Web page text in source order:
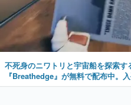
不死身のニワトリと宇宙船を探索
『Breathedge』が無料で配布中。